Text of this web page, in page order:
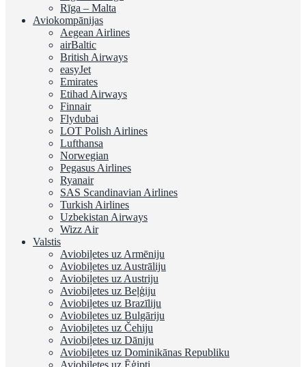
Rīga – Malta
Aviokompānijas
Aegean Airlines
airBaltic
British Airways
easyJet
Emirates
Etihad Airways
Finnair
Flydubai
LOT Polish Airlines
Lufthansa
Norwegian
Pegasus Airlines
Ryanair
SAS Scandinavian Airlines
Turkish Airlines
Uzbekistan Airways
Wizz Air
Valstis
Aviobiļetes uz Armēniju
Aviobiļetes uz Austrāliju
Aviobiļetes uz Austriju
Aviobiļetes uz Beļģiju
Aviobiļetes uz Brazīliju
Aviobiļetes uz Bulgāriju
Aviobiļetes uz Čehiju
Aviobiļetes uz Dāniju
Aviobiļetes uz Dominikānas Republiku
Aviobiļetes uz Ēģipti